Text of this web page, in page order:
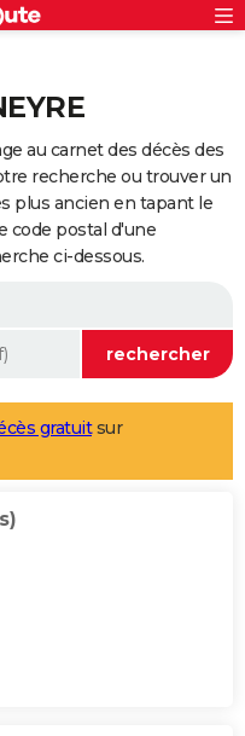
au carnet des décès des
recherche ou trouver un
plus ancien en tapant le
code postal d'une
ci-dessous.
gratuitsur